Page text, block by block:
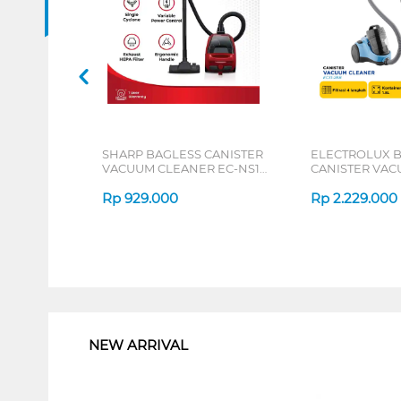
SHARP BAGLESS CANISTER
VACUUM CLEANER EC-NS18
Rp 929.000
ELECTROLUX
CANISTER
Rp 2.229.000
NEW ARRIVAL